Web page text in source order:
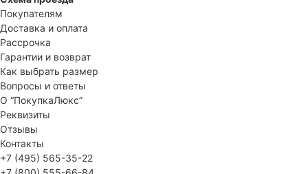
Покупателям
Доставка и оплата
Рассрочка
Гарантии и возврат
Как выбрать размер
Вопросы и ответы
О “ПокупкаЛюкс”
Реквизиты
Отзывы
Контакты
+7 (495) 565-35-22